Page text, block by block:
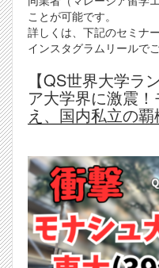
ことが可能です。
詳しくは、下記のセミナ
インスタグラムリールで
【QS世界大学ラ
ア大学界に激震
え、国内私立の